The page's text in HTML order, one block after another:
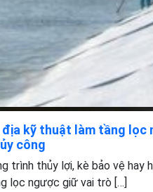
địa kỹ thuật làm tầng lọc
công
trình thủy lợi, kè bảo vệ hay
lọc ngược giữ vai trò […]